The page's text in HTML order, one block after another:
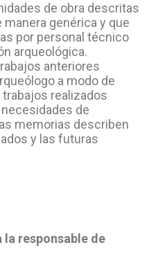
de obra descritas
genérica y que
por personal técnico
arqueológica.
anteriores
a modo de
realizados
de
memorias describen
y las futuras
la responsable de